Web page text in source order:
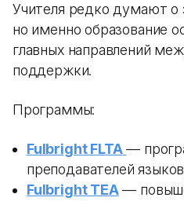
Учителя редко думают о
но именно образование
главных направлений
поддержки.
Программы:
Fulbright FLTA —
преподавателей
Fulbright TEA—